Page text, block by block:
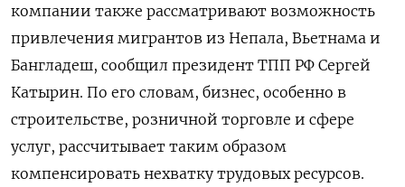
компании также рассматривают возможность
привлечения мигрантов из Непала, Вьетнама и
Бангладеш, сообщил президент ТПП РФ Сергей
Катырин. По его словам, бизнес, особенно в
строительстве, розничной торговле и сфере
услуг, рассчитывает таким образом
компенсировать нехватку трудовых ресурсов.